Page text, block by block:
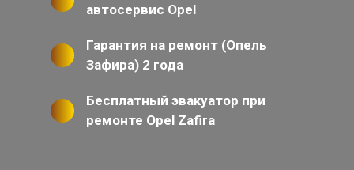
автосервис Opel
Гарантия на ремонт (Опель
Зафира) 2 года
Бесплатный эвакуатор при
ремонте Opel Zafira